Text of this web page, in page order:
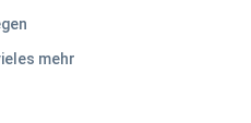
Tragetasche...
mehr